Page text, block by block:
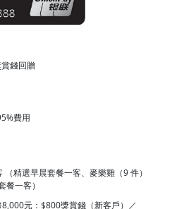
錢回贈
費用
精選早晨套餐一客、麥樂雞（9 件）
餐一客）
元：$800獎賞錢（新客戶）／